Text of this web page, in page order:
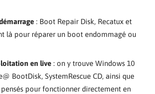
: Boot Repair Disk, Recatux et
là pour réparer un boot endommagé ou
en live : on y trouve Windows 10
BootDisk, SystemRescue CD, ainsi que
pour fonctionner directement en